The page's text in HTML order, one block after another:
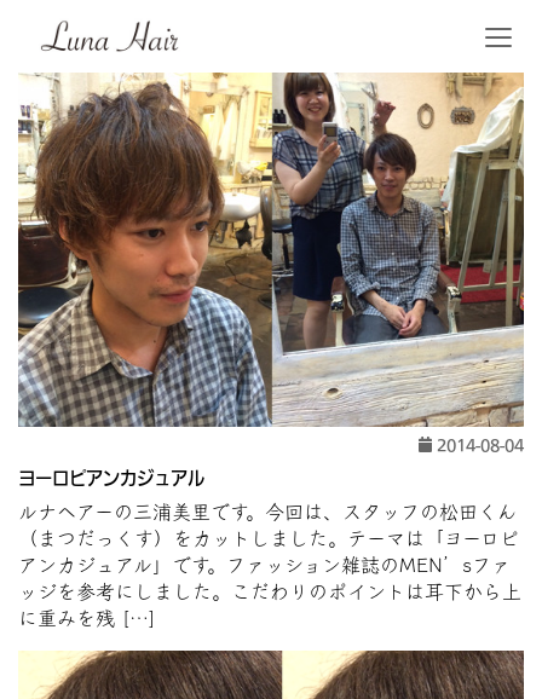
2014-08-04
ヨーロピアンカジュアル
ルナヘアーの三浦美里です。今回は、スタッフの松田くん
（まつだっくす）をカットしました。テーマは「ヨーロピ
アンカジュアル」です。ファッション雑誌のMEN’sファ
ッジを参考にしました。こだわりのポイントは耳下から上
に重みを残 […]